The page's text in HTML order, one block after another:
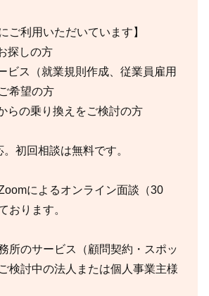
ご利用いただいています】
探しの方
ス（就業規則作成、従業員雇用
希望の方
の乗り換えをご検討の方
初回相談は無料です。
によるオンライン面談（30
おります。
所のサービス（顧問契約・スポッ
検討中の法人または個人事業主様